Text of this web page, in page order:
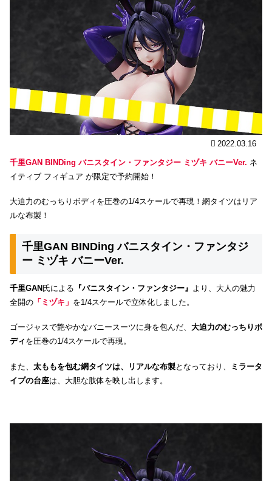
2022.03.16
千里GAN BINDing バニスタイン・ファンタジー ミヅキ バニーVer. ネ
イティブ フィギュア が限定で予約開始！
大迫力のむっちりボディを圧巻の1/4スケールで再現！網タイツはリア
ルな布製！
千里GAN BINDing バニスタイン・ファンタジ
ー ミヅキ バニーVer.
千里GAN 氏による 『バニスタイン・ファンタジー』 より、大人の魅力
全開の 「ミヅキ」 を1/4スケールで立体化しました。
ゴージャスで艶やかなバニースーツに身を包んだ、 大迫力のむっちりボ
ディ を圧巻の1/4スケールで再現。
また、 太ももを包む網タイツは、リアルな布製となっており、
ミラータ
イプの台座は、大胆な肢体を映し出します。